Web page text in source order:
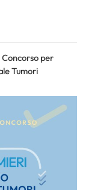
Concorso per
Tumori